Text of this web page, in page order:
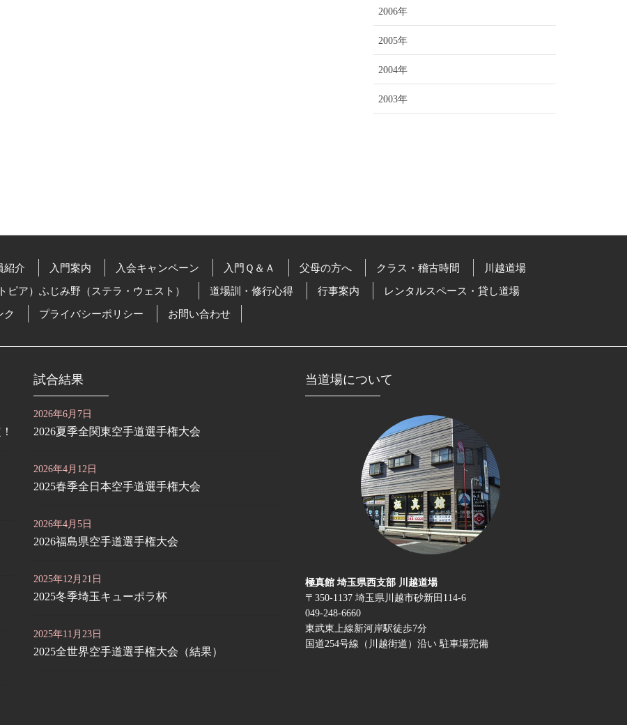
2006年
2005年
2004年
2003年
紹介 入門案内 入会キャンペーン 入門Ｑ＆Ａ 父母の方へ クラス・稽古時間
川越道場
ピア）ふじみ野（ステラ・ウェスト） 道場訓・修行心得 行事案内
レンタルスペース・貸し道場
ク プライバシーポリシー お問い合わせ
試合結果
2026年6月7日
2026夏季全関東空手道選手権大会
2026年4月12日
2025春季全日本空手道選手権大会
2026年4月5日
2026福島県空手道選手権大会
2025年12月21日
2025冬季埼玉キューポラ杯
2025年11月23日
2025全世界空手道選手権大会（結果）
当道場について
極真館 埼玉県西支部 川越道場
〒350-1137 埼玉県川越市砂新田114-6
049-248-6660
東武東上線新河岸駅徒歩7分
国道254号線（川越街道）沿い 駐車場完備